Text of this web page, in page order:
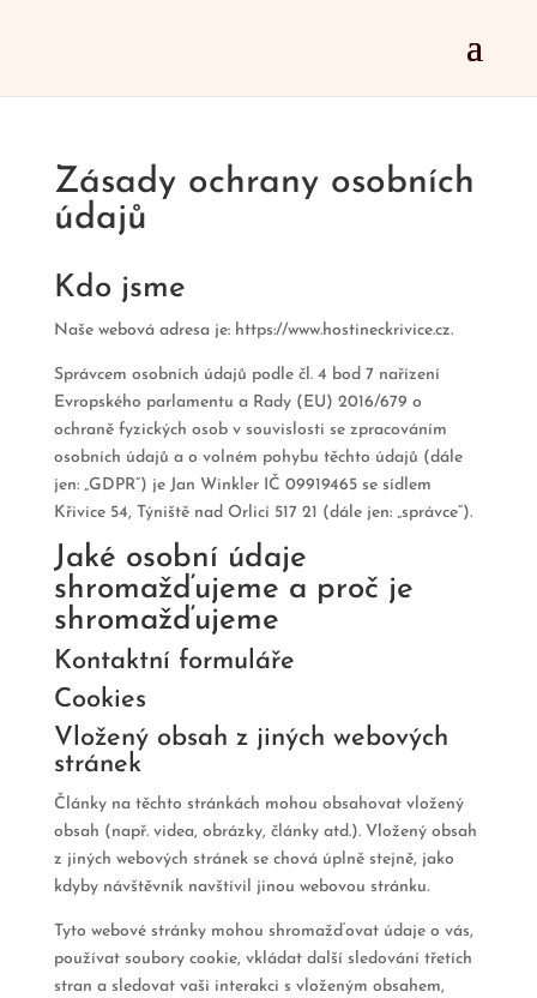
Zásady ochrany osobních
údajů
Kdo jsme
Naše webová adresa je: https://www.hostineckrivice.cz.
Správcem osobních údajů podle čl. 4 bod 7 nařízení
Evropského parlamentu a Rady (EU) 2016/679 o
ochraně fyzických osob v souvislosti se zpracováním
osobních údajů a o volném pohybu těchto údajů (dále
jen: „GDPR“) je Jan Winkler IČ 09919465 se sídlem
Křivice 54, Týniště nad Orlicí 517 21 (dále jen: „správce“).
Jaké osobní údaje
shromažďujeme a proč je
shromažďujeme
Kontaktní formuláře
Cookies
Vložený obsah z jiných webových
stránek
Články na těchto stránkách mohou obsahovat vložený
obsah (např. videa, obrázky, články atd.). Vložený obsah
z jiných webových stránek se chová úplně stejně, jako
kdyby návštěvník navštívil jinou webovou stránku.
Tyto webové stránky mohou shromažďovat údaje o vás,
používat soubory cookie, vkládat další sledování třetích
stran a sledovat vaši interakci s vloženým obsahem,